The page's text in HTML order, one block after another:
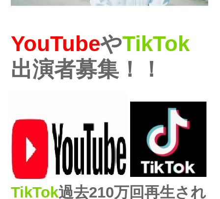
YouTubeやTikTok
出演者募集！！
TikTok過去210万回再生され